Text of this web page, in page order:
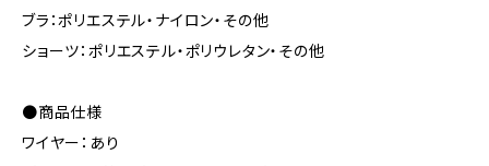
ブラ：ポリエステル・ナイロン・その他
ショーツ：ポリエステル・ポリウレタン・その他
●商品仕様
ワイヤー：あり